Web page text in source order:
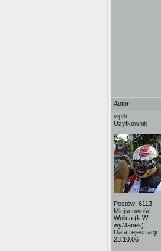
Autor
vip3r
Użytkownik
Postów: 6113
Miejscowość:
Wolica (k.W-
wy/Janek)
Data rejestracji:
23.10.06